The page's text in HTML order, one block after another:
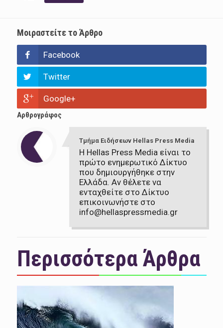
Μοιραστείτε το Άρθρο
Facebook
Twitter
Google+
Αρθρογράφος
Τμήμα Ειδήσεων Hellas Press Media
Η Hellas Press Media είναι το
πρώτο ενημερωτικό Δίκτυο
που δημιουργήθηκε στην
Ελλάδα. Αν θέλετε να
ενταχθείτε στο Δίκτυο
επικοινωνήστε στο
info@hellaspressmedia.gr
Περισσότερα Άρθρα